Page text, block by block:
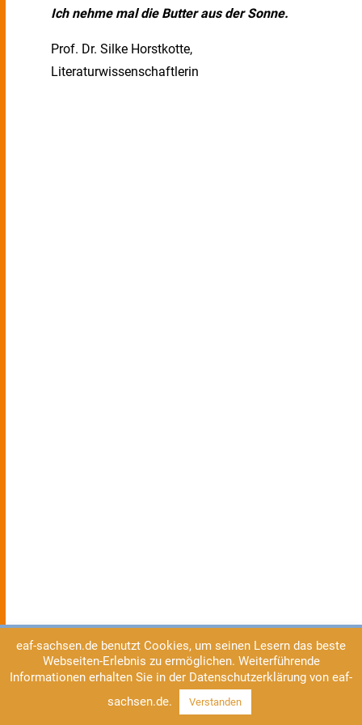
Ich nehme mal die Butter aus der Sonne.
Prof. Dr. Silke Horstkotte,
Literaturwissenschaftlerin
eaf-sachsen.de benutzt Cookies, um seinen Lesern das beste
Webseiten-Erlebnis zu ermöglichen. Weiterführende
Informationen erhalten Sie in der Datenschutzerklärung von eaf-
sachsen.de.
Verstanden